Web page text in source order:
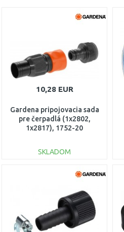
10,28 EUR
Gardena pripojovacia sada
pre čerpadlá (1x2802,
1x2817), 1752-20
SKLADOM
DO KOŠÍKA